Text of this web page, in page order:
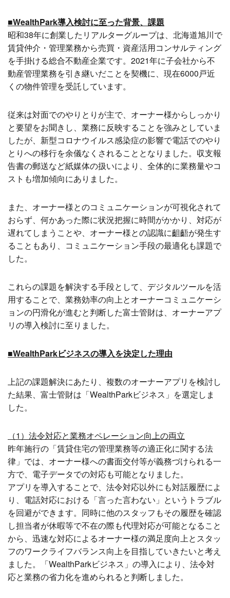
■WealthPark導入検討に至った背景、課題
昭和38年に創業したリアルターグループは、北海道旭川で
賃貸仲介・管理業務から売買・資産活用コンサルティング
を手掛ける総合不動産企業です。2021年に子会社から不
動産管理業務を引き継いだことを契機に、現在6000戸近
くの物件管理を受託しています。
従来は対面でのやりとりが主で、オーナー様からしっかり
と要望をお聞きし、業務に反映することを強みとしていま
したが、新型コロナウイルス感染症の影響で電話でのやり
とりへの移行を余儀なくされることとなりました。収支報
告書の郵送など紙媒体の扱いにより、全体的に業務量やコ
ストも増加傾向にありました。
また、オーナー様とのコミュニケーションが可視化されて
おらず、何かあった際に状況把握に時間がかかり、対応が
遅れてしまうことや、オーナー様との認識に齟齬が発生す
ることもあり、コミュニケーション手段の最適化も課題で
した。
これらの課題を解決する手段として、デジタルツールを活
用することで、業務効率の向上とオーナーコミュニケーシ
ョンの円滑化が進むと判断した富士管財は、オーナーアプ
リの導入検討に至りました。
■WealthParkビジネスの導入を決定した理由
上記の課題解決にあたり、複数のオーナーアプリを検討し
た結果、富士管財は「WealthParkビジネス」を選定しま
した。
（1）法令対応と業務オペレーション向上の両立
昨年施行の「賃貸住宅の管理業務等の適正化に関する法
律」では、オーナー様への書面交付等が義務づけられる一
方で、電子データでの対応も可能となりました。
アプリを導入することで、法令対応以外にも対話履歴によ
り、電話対応における「言った言わない」というトラブル
を回避ができます。同時に他のスタッフもその履歴を確認
し担当者が休暇等で不在の際も代理対応が可能となること
から、迅速な対応によるオーナー様の満足度向上とスタッ
フのワークライフバランス向上を目指していきたいと考え
ました。「WealthParkビジネス」の導入により、法令対
応と業務の省力化を進められると判断しました。